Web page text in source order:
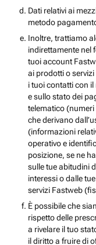
Dati relativi ai
metodo
Inoltre, trattiamo
indirettamente nel
tuoi account
ai prodotti o
i tuoi contatti con
e sullo stato dei
telematico
che derivano
(informazioni
operativo e
posizione, se ne
sulle tue abitudini
interessi o dalle
servizi Fastweb
È possibile che
rispetto delle
a rivelare il tuo
il diritto a fruire di